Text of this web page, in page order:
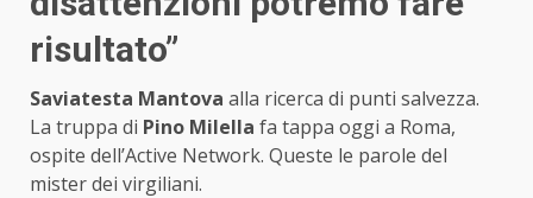
risultato”
Saviatesta Mantova alla ricerca di punti salvezza.
La truppa di Pino Milella fa tappa oggi a Roma,
ospite dell’Active Network. Queste le parole del
mister dei virgiliani.